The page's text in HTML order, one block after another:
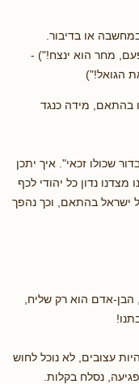
או בדיבור.
מחר הוא ינצח!") -
הגואל!")
בהתאם, מידה כנגד
שכולו זכאי". איך יתכן
נדון כל יהודי לכף
ישראל בהתאם, וכך נהפך
הבן-אדם הוא רק שליח,
עצובים, לא נוכל לחוש
נסלח בקלות.